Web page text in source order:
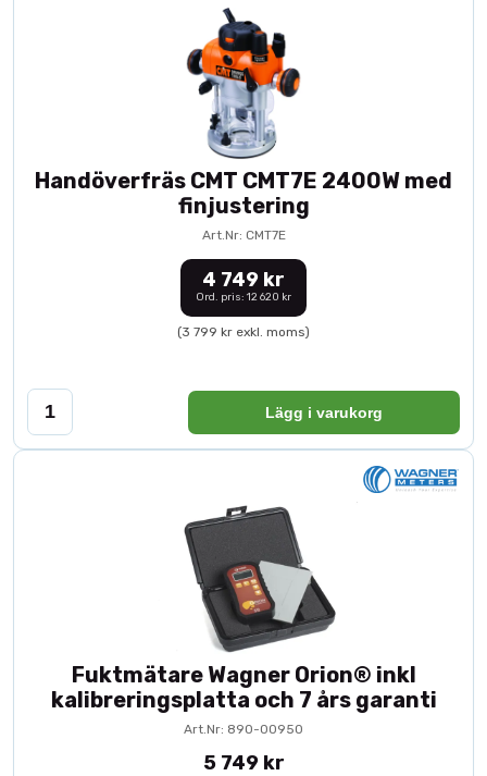
Handöverfräs CMT CMT7E 2400W med
finjustering
Art.Nr: CMT7E
4 749 kr
Ord. pris: 12 620 kr
(3 799 kr exkl. moms)
Lägg i varukorg
Fuktmätare Wagner Orion® inkl
kalibreringsplatta och 7 års garanti
Art.Nr: 890-00950
5 749 kr